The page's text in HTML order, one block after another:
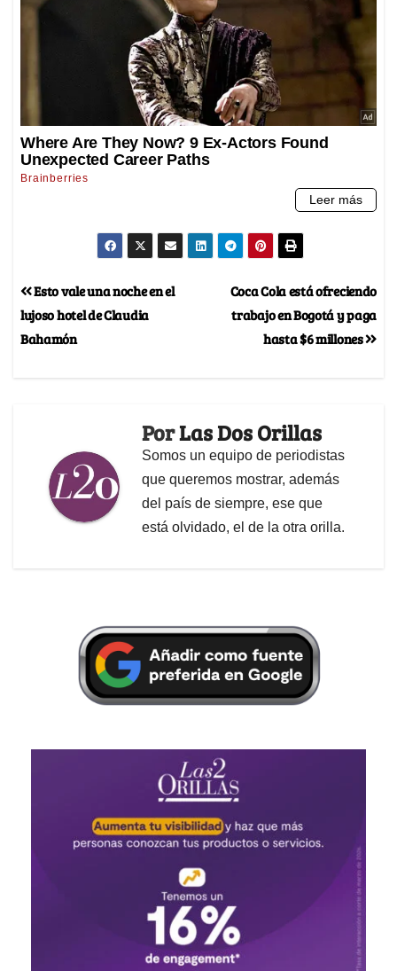
Coca Cola está ofreciendo
trabajo en Bogotá y paga
hasta $6 millones
Esto vale una noche en el
lujoso hotel de Claudia
Bahamón
PorLas Dos Orillas
Somos un equipo de periodistas
que queremos mostrar, además
del país de siempre, ese que
está olvidado, el de la otra orilla.